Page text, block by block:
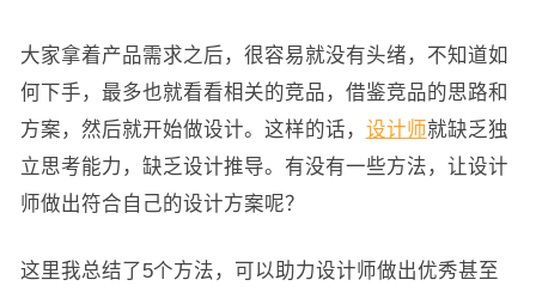
大家拿着产品需求之后，很容易就没有头绪，不知道如
何下手，最多也就看看相关的竞品，借鉴竞品的思路和
方案，然后就开始做设计。这样的话， 设计师就缺乏独
立思考能力，缺乏设计推导。有没有一些方法，让设计
师做出符合自己的设计方案呢？
这里我总结了5个方法，可以助力设计师做出优秀甚至